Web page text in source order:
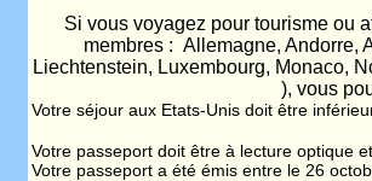
Si vous voyagez pour tourisme ou
membres : Allemagne, Andorre,
Liechtenstein, Luxembourg, Monaco,
), vous
Votre séjour aux Etats-Unis doit être
Votre passeport doit être à lecture optique
Votre passeport a été émis entre le 26